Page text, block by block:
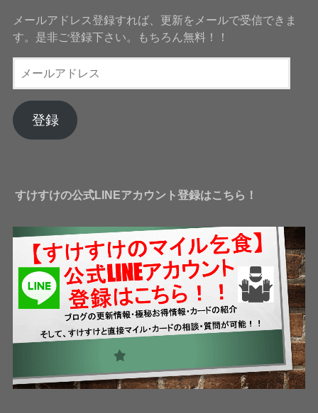
メールアドレス登録すれば、更新をメールで受信できま
す。是非ご登録下さい。もちろん無料！！
ー
ア
ド
登録
すけすけの公式LINEアカウント登録はこちら！